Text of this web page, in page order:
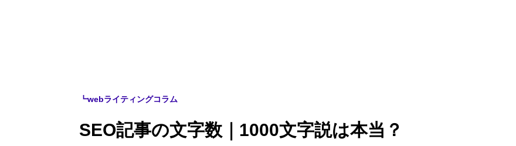
┗webライティングコラム
SEO記事の文字数｜1000文字説は本当？